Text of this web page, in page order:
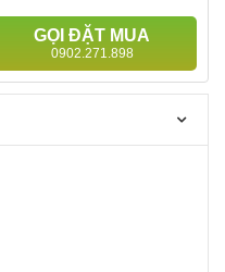
GỌI ĐẶT MUA
0902.271.898